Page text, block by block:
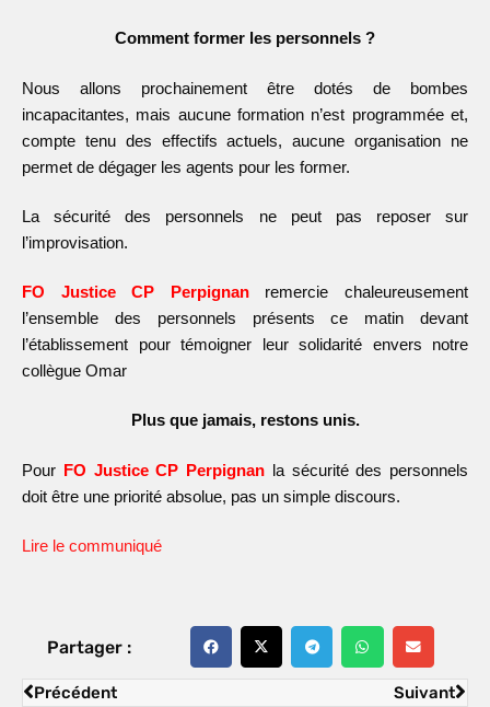
Comment former les personnels ?
Nous allons prochainement être dotés de bombes
incapacitantes, mais aucune formation n’est programmée et,
compte tenu des effectifs actuels, aucune organisation ne
permet de dégager les agents pour les former.
La sécurité des personnels ne peut pas reposer sur
l’improvisation.
FO Justice CP Perpignanremercie chaleureusement
l’ensemble des personnels présents ce matin devant
l’établissement pour témoigner leur solidarité envers notre
collègue Omar
Plus que jamais, restons unis.
Pour FO Justice CP Perpignan la sécurité des personnels
doit être une priorité absolue, pas un simple discours.
Lire le communiqué
Partager :
Précédent Suivant